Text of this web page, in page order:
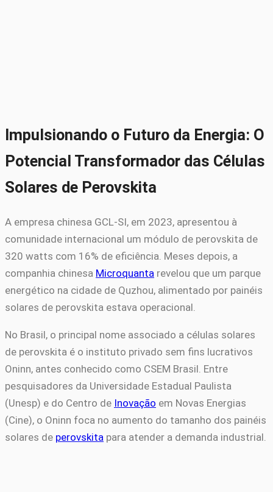
Impulsionando o Futuro da Energia: O
Potencial Transformador das Células
Solares de Perovskita
A empresa chinesa GCL-SI, em 2023, apresentou à
comunidade internacional um módulo de perovskita de
320 watts com 16% de eficiência. Meses depois, a
companhia chinesa Microquanta revelou que um parque
energético na cidade de Quzhou, alimentado por painéis
solares de perovskita estava operacional.
No Brasil, o principal nome associado a células solares
de perovskita é o instituto privado sem fins lucrativos
Oninn, antes conhecido como CSEM Brasil. Entre
pesquisadores da Universidade Estadual Paulista
(Unesp) e do Centro de Inovação em Novas Energias
(Cine), o Oninn foca no aumento do tamanho dos painéis
solares de perovskita para atender a demanda industrial.